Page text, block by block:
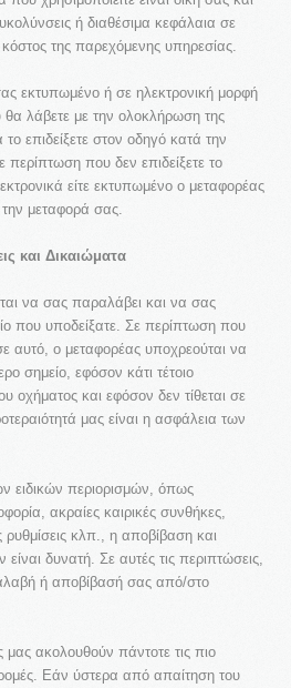
ή διαθέσιμα κεφάλαια σε
της παρεχόμενης υπηρεσίας.
εκτυπωμένο ή σε ηλεκτρονική μορφή
θα λάβετε με την ολοκλήρωση της
επιδείξετε στον οδηγό κατά την
που δεν επιδείξετε το
είτε εκτυπωμένο ο μεταφορέας
μεταφορά σας.
και Δικαιώματα
να σας παραλάβει και να σας
που υποδείξατε. Σε περίπτωση που
αυτό, ο μεταφορέας υποχρεούται να
σημείο, εφόσον κάτι τέτοιο
οχήματος και εφόσον δεν τίθεται σε
μας είναι η ασφάλεια των
ειδικών περιορισμών, όπως
ακραίες καιρικές συνθήκες,
ρυθμίσεις κλπ., η αποβίβαση και
δυνατή. Σε αυτές τις περιπτώσεις,
ή αποβίβασή σας από/στο
μας ακολουθούν πάντοτε τις πιο
Εάν ύστερα από απαίτηση του